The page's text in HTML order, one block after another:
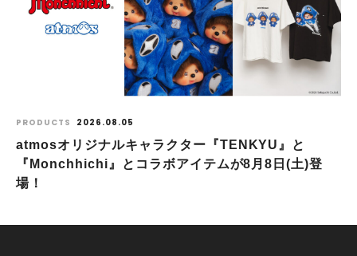
PRODUCTS 2026.08.05
atmosオリジナルキャラクター『TENKYU』と
『Monchhichi』とコラボアイテムが8月8日(土)登
場！